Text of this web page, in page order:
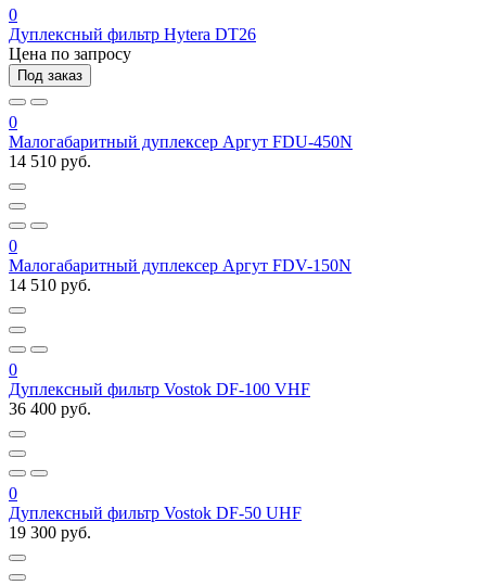
0
Дуплексный фильтр Hytera DT26
Цена по запросу
Под заказ
0
Малогабаритный дуплексер Аргут FDU-450N
14 510 руб.
0
Малогабаритный дуплексер Аргут FDV-150N
14 510 руб.
0
Дуплексный фильтр Vostok DF-100 VHF
36 400 руб.
0
Дуплексный фильтр Vostok DF-50 UHF
19 300 руб.